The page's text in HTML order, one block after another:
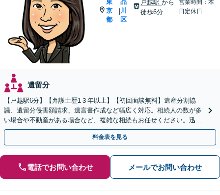
東
京
都
|
品
川
区
戸越駅から
徒歩6分
営業時間：本
日定休日
遺留分
【戸越駅6分】【弁護士歴1３年以上】【初回面談無料】遺産分割協
議、遺留分侵害額請求、遺言書作成など幅広く対応。相続人の数が多
い場合や不動産がある場合など、複雑な相続もお任せください。迅速
な対応で早期解決を目指します。【電話・メール相談可】
料金表を見る
電話でお問い合わせ メールでお問い合わせ